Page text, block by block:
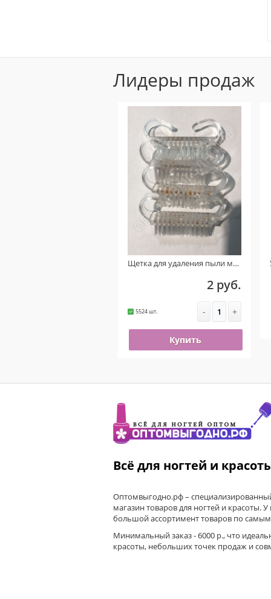
Лидеры продаж
Щетка для удаления пыли маленькая (Прозрачная) УЦЕНКА!!! ( На пластике присутствует ржавчина )
2 руб.
5524 шт. - +
Купить
Всё для ногтей и
Оптомвыгодно.рф –
магазин товаров для ногтей и красоты. У
большой ассортимент товаров по
Минимальный заказ - 6000 р., что
красоты, небольших точек продаж и